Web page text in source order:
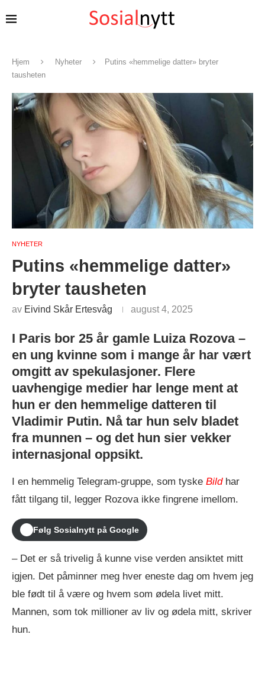
Hjem Nyheter
Putins «hemmelige datter» bryter
tausheten
NYHETER
Putins «hemmelige datter»
bryter tausheten
av Eivind Skår Ertesvåg august 4, 2025
I Paris bor 25 år gamle Luiza Rozova –
en ung kvinne som i mange år har vært
omgitt av spekulasjoner. Flere
uavhengige medier har lenge ment at
hun er den hemmelige datteren til
Vladimir Putin. Nå tar hun selv bladet
fra munnen – og det hun sier vekker
internasjonal oppsikt.
I en hemmelig Telegram-gruppe, som tyske Bildhar
fått tilgang til, legger Rozova ikke fingrene imellom.
Følg Sosialnytt på Google
– Det er så trivelig å kunne vise verden ansiktet mitt
igjen. Det påminner meg hver eneste dag om hvem jeg
ble født til å være og hvem som ødela livet mitt.
Mannen, som tok millioner av liv og ødela mitt, skriver
hun.